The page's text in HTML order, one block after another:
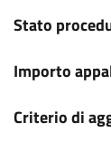
Stato
Importo
Criterio di